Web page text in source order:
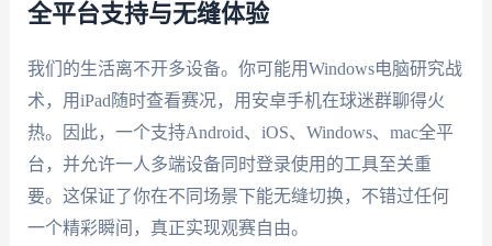
全平台支持与无缝体验
我们的生活离不开多设备。你可能用Windows电脑研究战
术，用iPad随时查看赛况，用安卓手机在球迷群聊得火
热。因此，一个支持Android、iOS、Windows、mac全平
台，并允许一人多端设备同时登录使用的工具至关重
要。这保证了你在不同场景下能无缝切换，不错过任何
一个精彩瞬间，真正实现观赛自由。